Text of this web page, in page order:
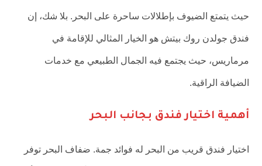
حيث يتمتع الضيوف بإطلالات ساحرة على البحر. بلا شك، إن
فندق جولدن روك بيتش هو الخيار المثالي للإقامة في
مرماريس، حيث يجتمع فيه الجمال الطبيعي مع خدمات
الضيافة الراقية.
أهمية اختيار فندق بجانب البحر
اختيار فندق قريب من البحر له فوائد جمة. ضفاف البحر توفر